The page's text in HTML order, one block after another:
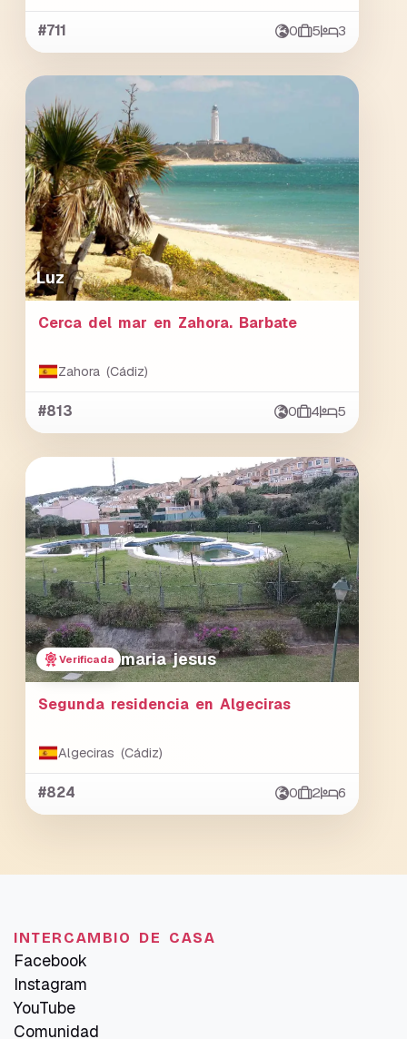
#711 0 5 3
Luz
Cerca del mar en Zahora. Barbate
Zahora (Cádiz)
#813 0 4 5
Verificada maria jesus
Segunda residencia en Algeciras
Algeciras (Cádiz)
#824 0 2 6
INTERCAMBIO DE CASA
Facebook
Instagram
YouTube
Comunidad